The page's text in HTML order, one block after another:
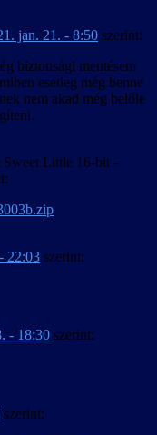
jan. 21. - 8:50 szerint:
biztonsági mentésem
esetleg még benne
nem akad még belőle
Sweet Little 16-bit -
22:03 szerint:
- 18:30 szerint:
szerint: